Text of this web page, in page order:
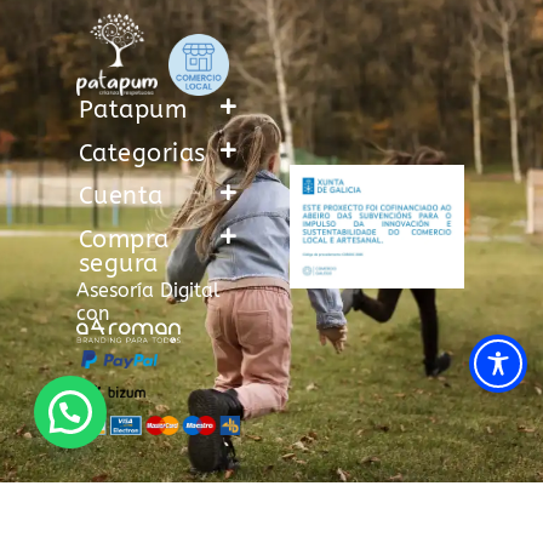
Patapum
Categorias
Cuenta
Compra
segura
Asesoría Digital
con